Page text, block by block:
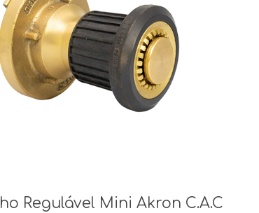
Regulável Mini Akron C.A.C